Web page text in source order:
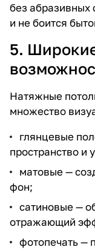
без абразивных
и не боится
5.
Натяжные
множество
глянцевые
пространство и
матовые —
фон;
сатиновые —
отражающий
фотопечать —